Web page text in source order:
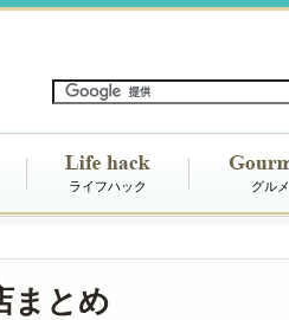
ライフハック グルメ
まとめ